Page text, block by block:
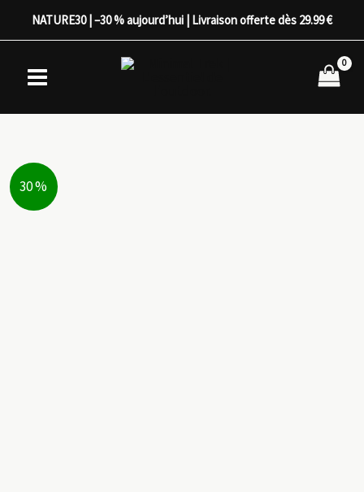
NATURE30 | –30 % aujourd’hui | Livraison offerte dès 29.99 €
30 %